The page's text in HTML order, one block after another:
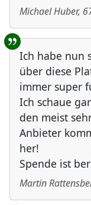
Michael Huber,
Ich habe nun
über diese
immer super
Ich schaue
den meist
Anbieter
her!
Spende ist
Martin